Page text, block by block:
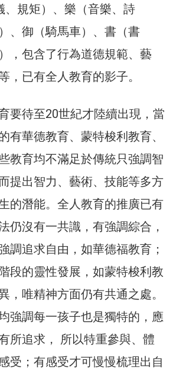
、規矩）、樂（音樂、詩
、御（騎馬車）、書（書
，包含了行為道德規範、藝
，已有全人教育的影子。
要待至20世紀才陸續出現，當
有華德教育、蒙特梭利教育、
教育均不滿足於傳統只強調智
提出智力、藝術、技能等多方
的潛能。全人教育的推廣已有
仍沒有一共識，有強調綜合，
調追求自由，如華德福教育；
段的靈性發展，如蒙特梭利教
，唯精神方面仍有共通之處。
強調每一孩子也是獨特的，應
所追求， 所以特重參與、體
受；有感受才可慢慢梳理出自